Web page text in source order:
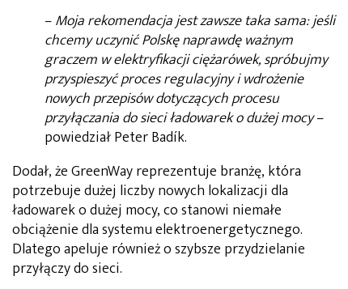
–Moja rekomendacja jest zawsze taka sama: jeśli
chcemy uczynić Polskę naprawdę ważnym
graczem w elektryfikacji ciężarówek, spróbujmy
przyspieszyć proces regulacyjny i wdrożenie
nowych przepisów dotyczących procesu
przyłączania do sieci ładowarek o dużej mocy–
powiedział Peter Badík.
Dodał, że GreenWay reprezentuje branżę, która
potrzebuje dużej liczby nowych lokalizacji dla
ładowarek o dużej mocy, co stanowi niemałe
obciążenie dla systemu elektroenergetycznego.
Dlatego apeluje również o szybsze przydzielanie
przyłączy do sieci.